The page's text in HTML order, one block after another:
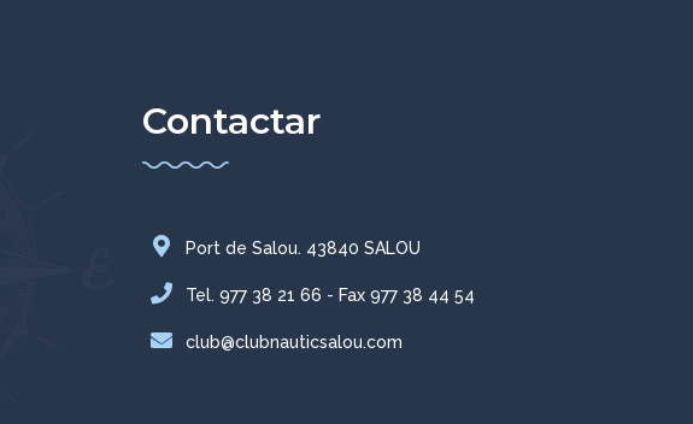
Contactar
Port de Salou. 43840 SALOU
Tel. 977 38 21 66 - Fax 977 38 44 54
club@clubnauticsalou.com